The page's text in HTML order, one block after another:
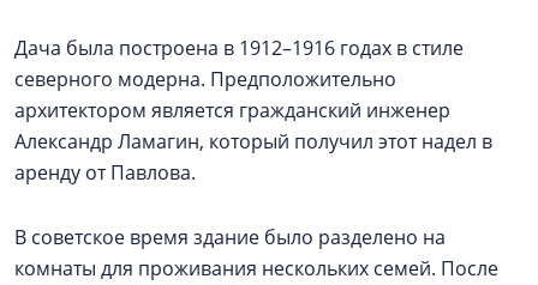
Дача была построена в 1912–1916 годах в стиле
северного модерна. Предположительно
архитектором является гражданский инженер
Александр Ламагин, который получил этот надел в
аренду от Павлова.
В советское время здание было разделено на
комнаты для проживания нескольких семей. После